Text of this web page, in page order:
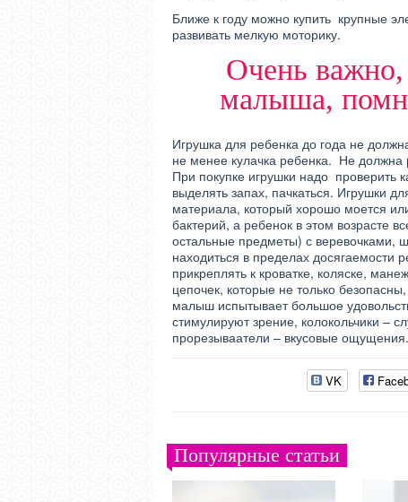
Ближе к году можно купить крупные
развивать мелкую моторику.
Очень
малыша,
Игрушка для ребенка до года не
не менее кулачка ребенка. Не должна
При покупке игрушки надо проверить
выделять запах, пачкаться. Игрушки
материала, который хорошо моется
бактерий, а ребенок в этом возрасте
остальные предметы) с веревочками,
находиться в пределах досягаемости
прикреплять к кроватке, коляске,
цепочек, которые не только
малыш испытывает большое
стимулируют зрение, колокольчики –
прорезываатели – вкусовые ощущения.
VK
Популярные статьи